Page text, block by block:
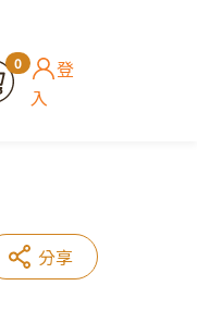
0
登
入
分享